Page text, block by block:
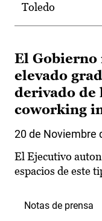
Toledo
El Gobierno
elevado
derivado de
coworking
20 de Noviembre
El Ejecutivo
espacios de este
Notas de prensa